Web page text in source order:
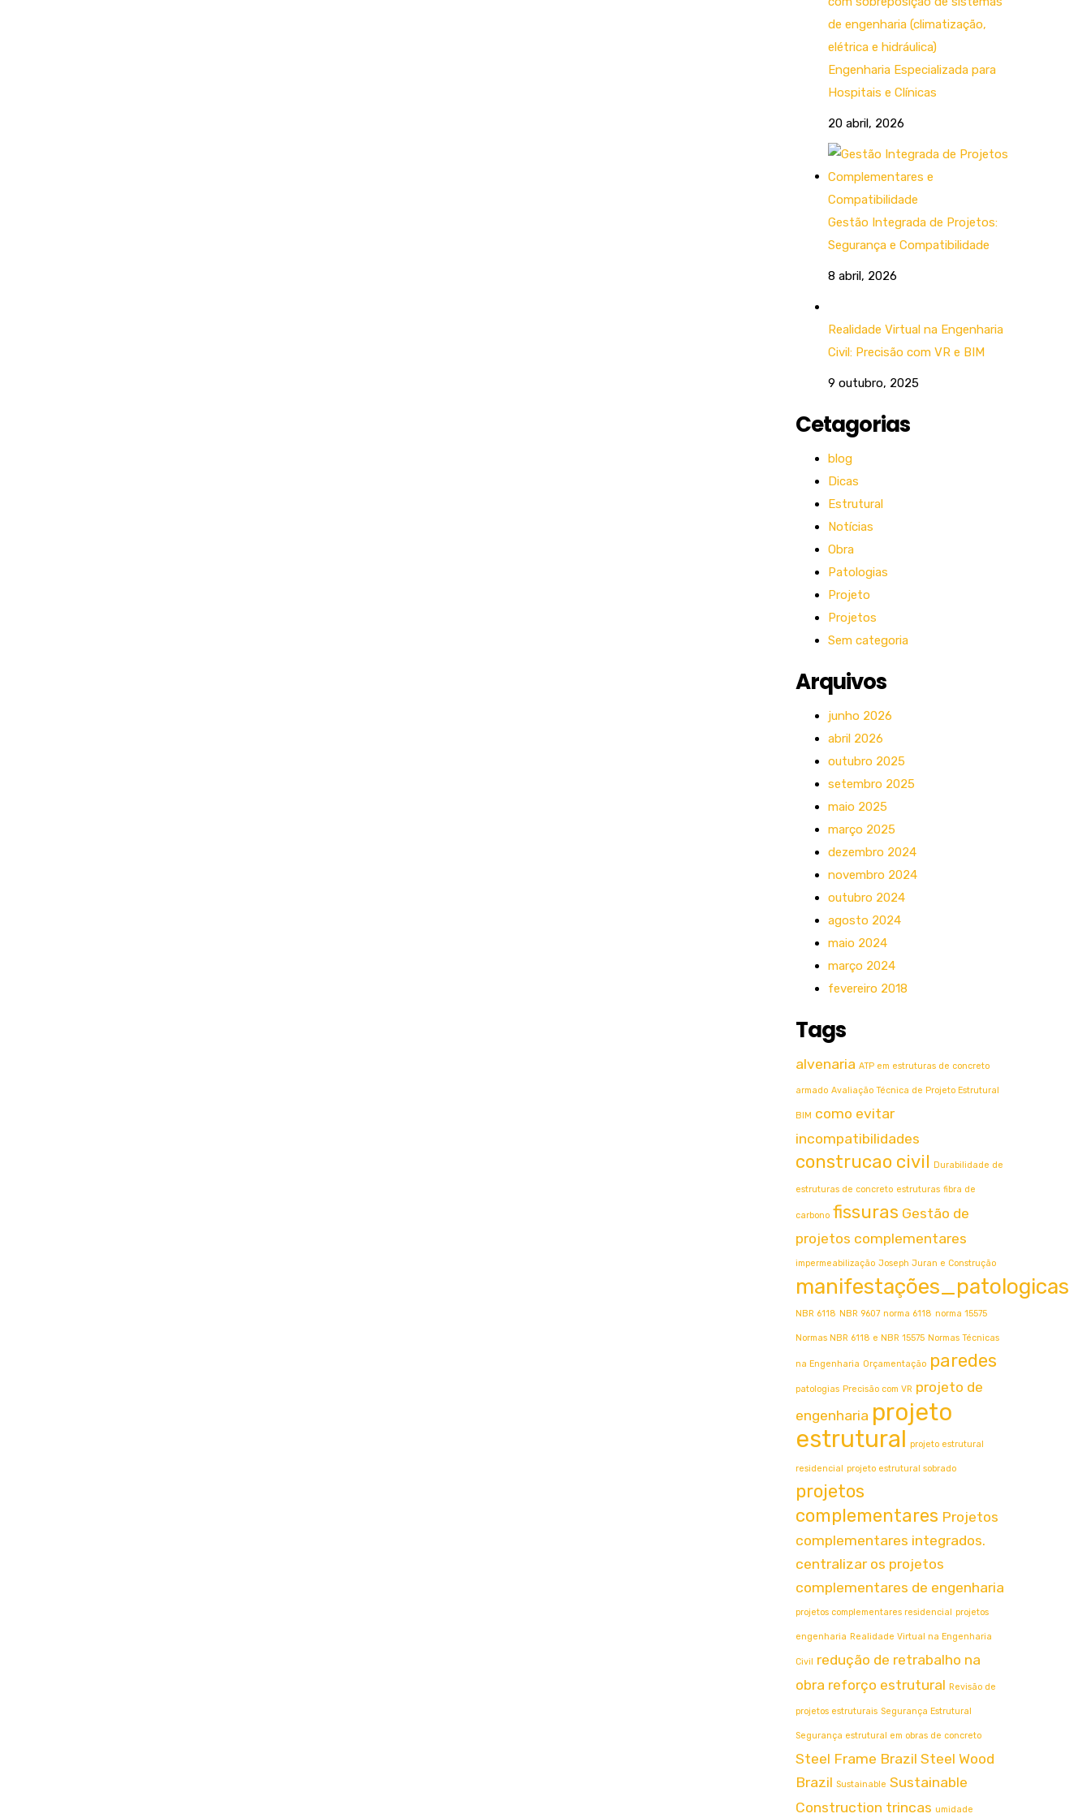
Engenharia Especializada para
Hospitais e Clínicas
20 abril, 2026
Gestão Integrada de Projetos:
Segurança e Compatibilidade
8 abril, 2026
Realidade Virtual na Engenharia
Civil: Precisão com VR e BIM
9 outubro, 2025
Cetagorias
blog
Dicas
Estrutural
Notícias
Obra
Patologias
Projeto
Projetos
Sem categoria
Arquivos
junho 2026
abril 2026
outubro 2025
setembro 2025
maio 2025
março 2025
dezembro 2024
novembro 2024
outubro 2024
agosto 2024
maio 2024
março 2024
fevereiro 2018
Tags
alvenaria ATP em estruturas de concreto
armado Avaliação Técnica de Projeto Estrutural
BIM como evitar
incompatibilidades
construcao civil Durabilidade de
estruturas de concreto estruturas fibra de
carbono fissuras Gestão de
projetos complementares
impermeabilização Joseph Juran e Construção
manifestações_patologicas
NBR 6118 NBR 9607 norma 6118 norma 15575
Normas NBR 6118 e NBR 15575 Normas Técnicas
na Engenharia Orçamentação paredes
patologias Precisão com VR projeto de
engenharia projeto
estrutural projeto estrutural
residencial projeto estrutural sobrado
projetos
complementares Projetos
complementares integrados.
centralizar os projetos
complementares de engenharia
projetos complementares residencial projetos
engenharia Realidade Virtual na Engenharia
Civil
redução de retrabalho na
obra reforço estrutural Revisão de
projetos estruturais Segurança Estrutural
Segurança estrutural em obras de concreto
Steel Frame Brazil Steel Wood
Brazil Sustainable Sustainable
Construction trincas umidade